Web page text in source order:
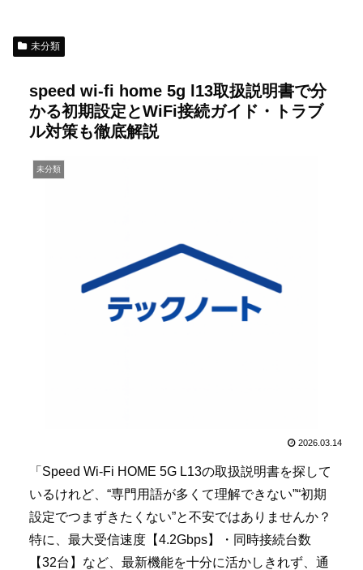
未分類
speed wi-fi home 5g l13取扱説明書で分
かる初期設定とWiFi接続ガイド・トラブ
ル対策も徹底解説
未分類
2026.03.14
「Speed Wi-Fi HOME 5G L13の取扱説明書を探して
いるけれど、“専門用語が多くて理解できない”“初期
設定でつまずきたくない”と不安ではありませんか？
特に、最大受信速度【4.2Gbps】・同時接続台数
【32台】など、最新機能を十分に活かしきれず、通